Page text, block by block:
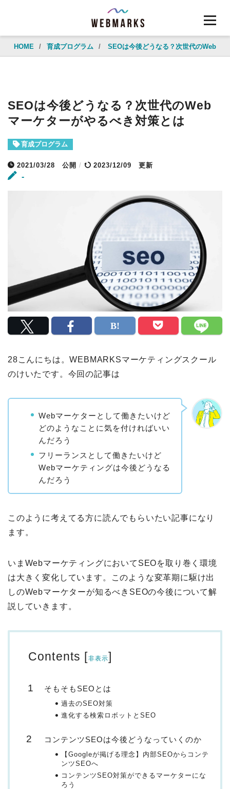
HOME / 育成プログラム / SEOは今後どうなる？次世代のWebマ
SEOは今後どうなる？次世代のWeb
マーケターがやるべき対策とは
育成プログラム
2021/03/28 公開 / 2023/12/09 更新
-
28こんにちは。WEBMARKSマーケティングスクール
のけいたです。今回の記事は
Webマーケターとして働きたいけど
どのようなことに気を付ければいい
んだろう
フリーランスとして働きたいけど
Webマーケティングは今後どうなる
んだろう
このように考えてる方に読んでもらいたい記事になり
ます。
いまWebマーケティングにおいてSEOを取り巻く環境
は大きく変化しています。
このような変革期に駆け出
しのWebマーケターが知るべきSEOの今後について解
説していきます。
Contents [非表示]
そもそもSEOとは
過去のSEO対策
進化する検索ロボットとSEO
コンテンツSEOは今後どうなっていくのか
【Googleが掲げる理念】内部SEOからコンテ
ンツSEOへ
コンテンツSEO対策ができるマーケターにな
ろう